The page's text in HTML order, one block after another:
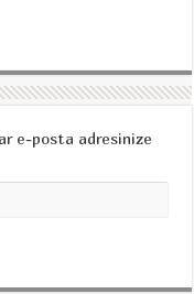
e-posta adresinize